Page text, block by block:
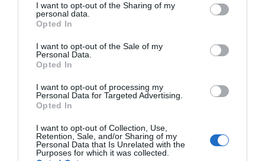
I want to opt-out of the Sharing of my
personal data.
Opted In
I want to opt-out of the Sale of my
Personal Data.
Opted In
I want to opt-out of processing my
Personal Data for Targeted Advertising.
Opted In
I want to opt-out of Collection, Use,
Retention, Sale, and/or Sharing of my
Personal Data that Is Unrelated with the
Purposes for which it was collected.
Gerolamo
September 2011 8.4/10
Würden Sie in diesem Hotel wieder nächtigen?
details
September 2011
Paar unter 35 Jahren